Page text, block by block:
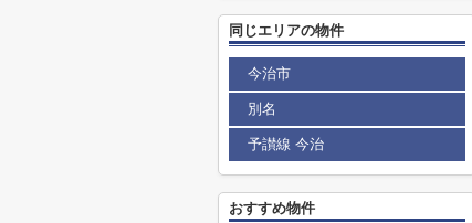
同じエリアの物件
今治市
別名
予讃線 今治
おすすめ物件